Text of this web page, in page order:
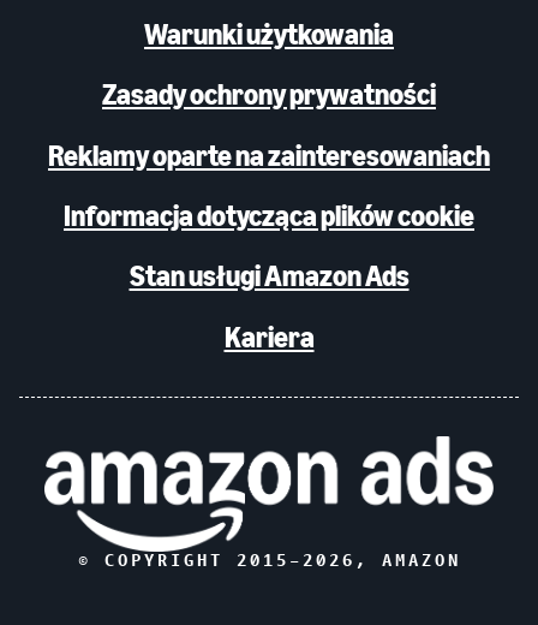
Warunki użytkowania
Zasady ochrony prywatności
Reklamy oparte na zainteresowaniach
Informacja dotycząca plików cookie
Stan usługi Amazon Ads
Kariera
© COPYRIGHT 2015– 2026 , AMAZON